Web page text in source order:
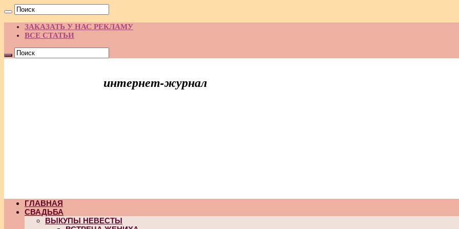
ЗАКАЗАТЬ У НАС РЕКЛАМУ
ВСЕ СТАТЬИ
интернет-журнал
ГЛАВНАЯ
СВАДЬБА
ВЫКУПЫ НЕВЕСТЫ